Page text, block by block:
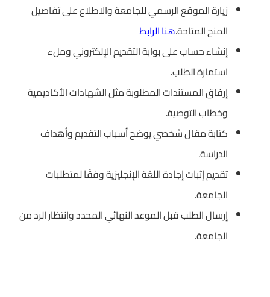
زيارة الموقع الرسمي للجامعة والاطلاع على تفاصيل
المنح المتاحة.هنا الرابط
إنشاء حساب على بوابة التقديم الإلكتروني وملء
استمارة الطلب.
إرفاق المستندات المطلوبة مثل الشهادات الأكاديمية
وخطاب التوصية.
كتابة مقال شخصي يوضح أسباب التقديم وأهداف
الدراسة.
تقديم إثبات إجادة اللغة الإنجليزية وفقًا لمتطلبات
الجامعة.
إرسال الطلب قبل الموعد النهائي المحدد وانتظار الرد من
الجامعة.